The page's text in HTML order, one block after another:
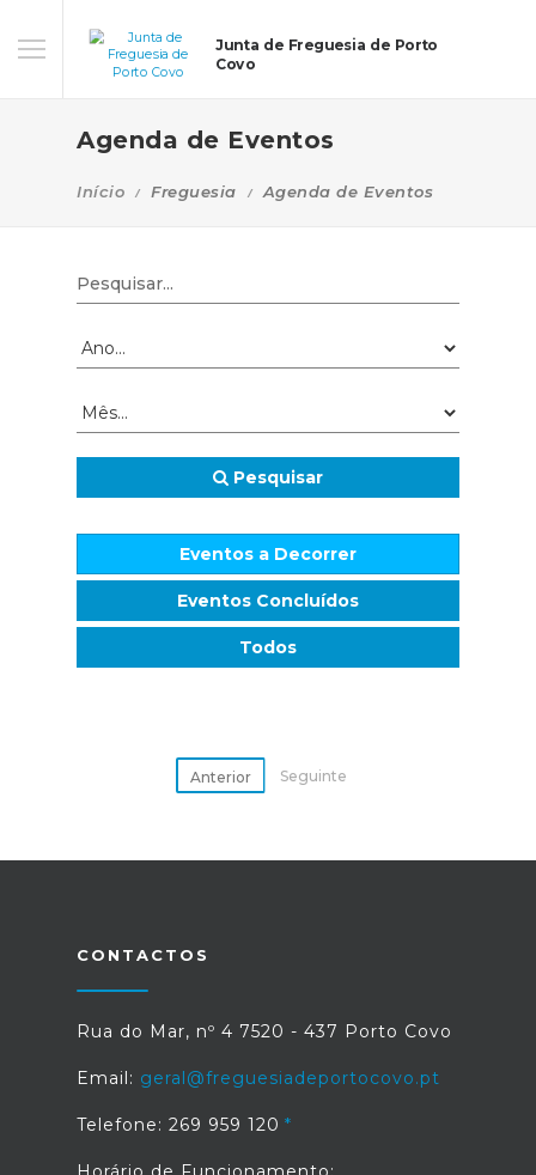
Junta de Freguesia de Porto
Covo
Agenda de Eventos
Início Freguesia Agenda de Eventos
Pesquisar
Eventos a Decorrer
Eventos Concluídos
Todos
Anterior Seguinte
CONTACTOS
Rua do Mar, nº 4 7520 - 437 Porto Covo
Email: geral@freguesiadeportocovo.pt
Telefone: 269 959 120